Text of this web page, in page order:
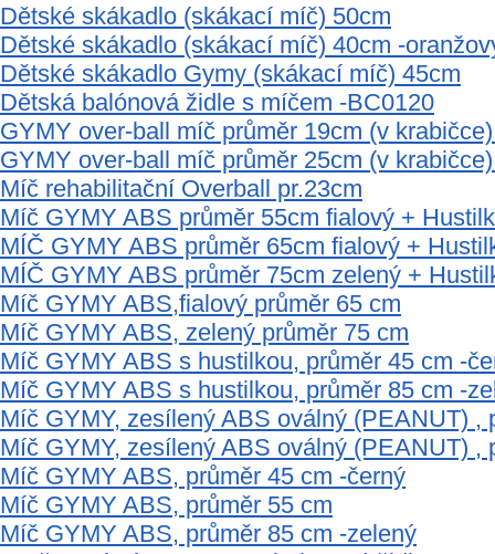
Dětské skákadlo (skákací míč) 50cm
Dětské skákadlo (skákací míč) 40cm -
Dětské skákadlo Gymy (skákací míč) 45cm
Dětská balónová židle s míčem -BC0120
GYMY over-ball míč průměr 19cm (v
GYMY over-ball míč průměr 25cm (v
Míč rehabilitační Overball pr.23cm
Míč GYMY ABS průměr 55cm fialový +
MÍČ GYMY ABS průměr 65cm fialový +
MÍČ GYMY ABS průměr 75cm zelený +
Míč GYMY ABS,fialový průměr 65 cm
Míč GYMY ABS, zelený průměr 75 cm
Míč GYMY ABS s hustilkou, průměr 45 cm -
Míč GYMY ABS s hustilkou, průměr 85 cm -
Míč GYMY, zesílený ABS oválný (PEANUT) ,
Míč GYMY, zesílený ABS oválný (PEANUT) ,
Míč GYMY ABS, průměr 45 cm -černý
Míč GYMY ABS, průměr 55 cm
Míč GYMY ABS, průměr 85 cm -zelený